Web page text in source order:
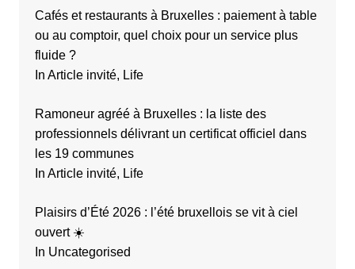
Cafés et restaurants à Bruxelles : paiement à table
ou au comptoir, quel choix pour un service plus
fluide ?
In Article invité, Life
Ramoneur agréé à Bruxelles : la liste des
professionnels délivrant un certificat officiel dans
les 19 communes
In Article invité, Life
Plaisirs d’Été 2026 : l’été bruxellois se vit à ciel
ouvert ☀️
In Uncategorised